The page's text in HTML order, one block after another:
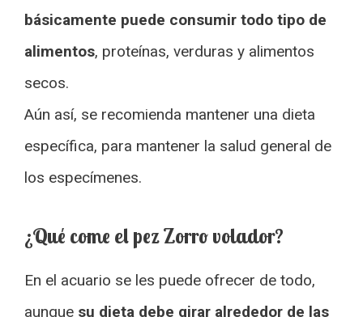
básicamente puede consumir todo tipo de
alimentos, proteínas, verduras y alimentos
secos.
Aún así, se recomienda mantener una dieta
específica, para mantener la salud general de
los especímenes.
¿Qué come el pez Zorro volador?
En el acuario se les puede ofrecer de todo,
aunque su dieta debe girar alrededor de las